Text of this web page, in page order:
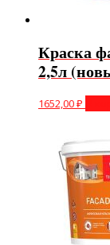
Краска
2,5л
1652,00₽